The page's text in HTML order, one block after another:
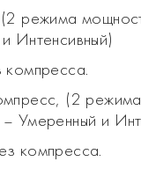
режима
Интенсивный)
(2
Умеренный и
компресса.